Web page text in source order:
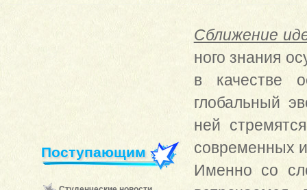
Поступающим
Сближение
ного знания
в качестве
глобальный
ней
современных
Именно со